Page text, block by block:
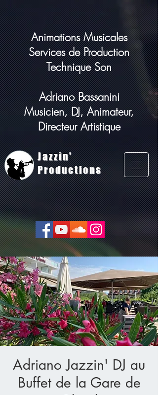
Animations Musicales
Services de Production
Technique Son
Adriano Bassanini
Musicien, DJ, Animateur,
Directeur Artistique
Jazzin'
Productions
Adriano Jazzin' DJ au
Buffet de la Gare de